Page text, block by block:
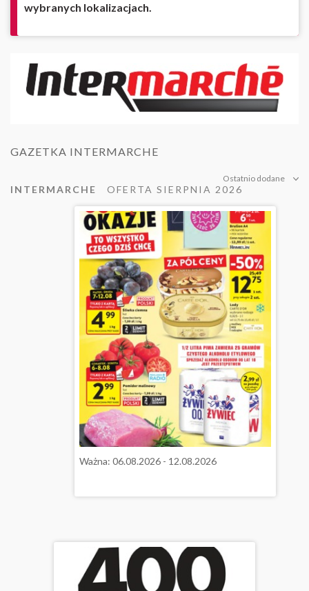
wybranych lokalizacjach.
GAZETKA INTERMARCHE
Ostatnio dodane
INTERMARCHE OFERTA SIERPNIA 2026
Ważna: 06.08.2026 - 12.08.2026